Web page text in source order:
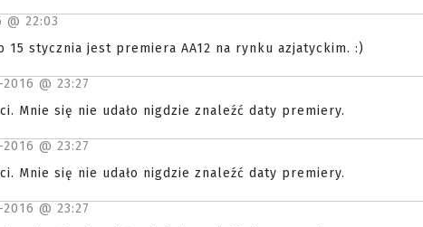
@ 22:03
15 stycznia jest premiera AA12 na rynku azjatyckim. :)
@ 23:27
Mnie się nie udało nigdzie znaleźć daty premiery.
@ 23:27
Mnie się nie udało nigdzie znaleźć daty premiery.
@ 23:27